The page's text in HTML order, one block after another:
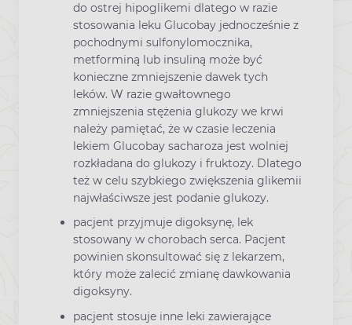
do ostrej hipoglikemi dlatego w razie
stosowania leku Glucobay jednocześnie z
pochodnymi sulfonylomocznika,
metforminą lub insuliną może być
konieczne zmniejszenie dawek tych
leków. W razie gwałtownego
zmniejszenia stężenia glukozy we krwi
należy pamiętać, że w czasie leczenia
lekiem Glucobay sacharoza jest wolniej
rozkładana do glukozy i fruktozy. Dlatego
też w celu szybkiego zwiększenia glikemii
najwłaściwsze jest podanie glukozy.
pacjent przyjmuje digoksynę, lek
stosowany w chorobach serca. Pacjent
powinien skonsultować się z lekarzem,
który może zalecić zmianę dawkowania
digoksyny.
pacjent stosuje inne leki zawierające